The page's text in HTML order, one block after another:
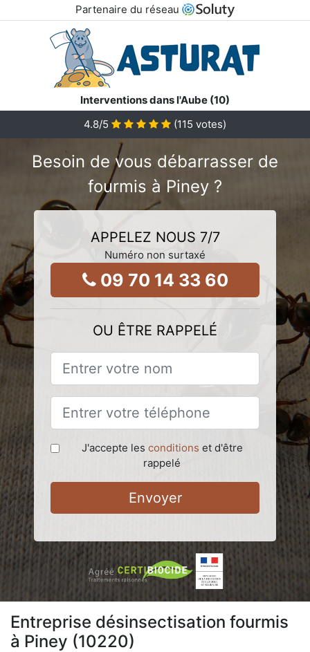
Partenaire du réseau
Interventions dans l'Aube (10)
4.8/5 (115 votes)
Besoin de vous débarrasser de
fourmis à Piney ?
APPELEZ NOUS 7/7
Numéro non surtaxé
09 70 14 33 60
OU ÊTRE RAPPELÉ
J'accepte les conditions et d'être
rappelé
Envoyer
Entreprise désinsectisation fourmis
à Piney (10220)